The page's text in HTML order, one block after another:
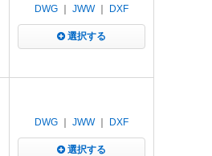
DWG JWW｜ DXF
選択する
DWG JWW｜ DXF
選択する